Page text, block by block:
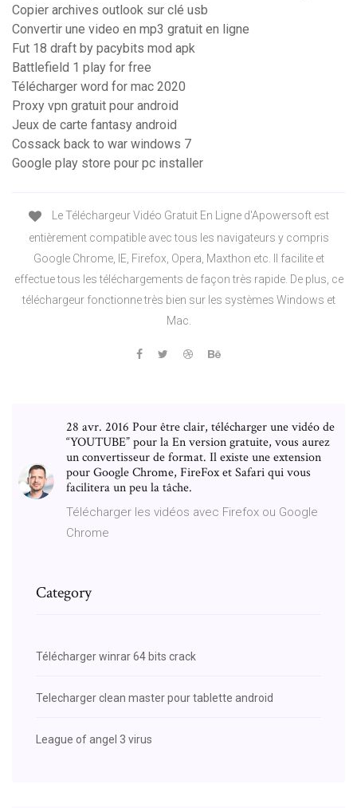
Copier archives outlook sur clé usb
Convertir une video en mp3 gratuit en ligne
Fut 18 draft by pacybits mod apk
Battlefield 1 play for free
Télécharger word for mac 2020
Proxy vpn gratuit pour android
Jeux de carte fantasy android
Cossack back to war windows 7
Google play store pour pc installer
Le Téléchargeur Vidéo Gratuit En Ligne d'Apowersoft est
entièrement compatible avec tous les navigateurs y compris
Google Chrome, IE, Firefox, Opera, Maxthon etc. Il facilite et
effectue tous les téléchargements de façon très rapide. De plus, ce
téléchargeur fonctionne très bien sur les systèmes Windows et
Mac.
28 avr. 2016 Pour être clair, télécharger une vidéo de
“YOUTUBE” pour la En version gratuite, vous aurez
un convertisseur de format. Il existe une extension
pour Google Chrome, FireFox et Safari qui vous
facilitera un peu la tâche.
Télécharger les vidéos avec Firefox ou Google
Chrome
Category
Télécharger winrar 64 bits crack
Telecharger clean master pour tablette android
League of angel 3 virus